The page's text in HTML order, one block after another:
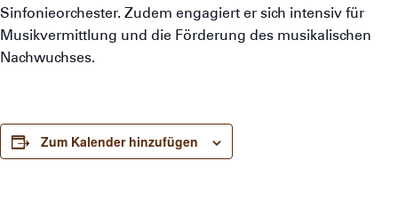
Sinfonieorchester. Zudem engagiert er sich intensiv für
Musikvermittlung und die Förderung des musikalischen
Nachwuchses.
Zum Kalender hinzufügen